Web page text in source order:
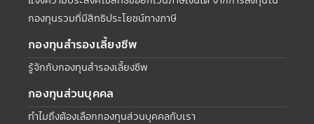
กองทุนรวมที่มีสิทธิประโยชน์ทางภาษี
กองทุนสำรองเลี้ยงชีพ
รู้จักกับกองทุนสำรองเลี้ยงชีพ
กองทุนส่วนบุคคล
ทำไมถึงต้องเลือกกองทุนส่วนบุคคลกับเรา